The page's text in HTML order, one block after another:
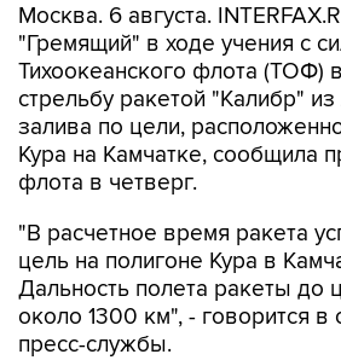
Москва. 6 августа.
"Гремящий" в ходе учения с
Тихоокеанского флота (ТОФ)
стрельбу ракетой "Калибр"
залива по цели,
Кура на Камчатке, сообщила
флота в четверг.
"В расчетное время ракета
цель на полигоне Кура в
Дальность полета ракеты до
около 1300 км", - говорится
пресс-службы.